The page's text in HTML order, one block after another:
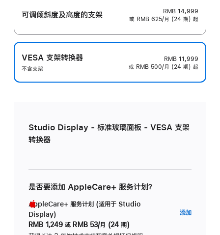
可调倾斜度及高‍度的支‍架
RMB 14,999
或 RMB 625/月 (24 期) 起
VESA 支架转换器
不含支架
RMB 11,999
或 RMB 500/月 (24 期) 起
Studio Display - 标准玻璃面板 - VESA 支架
转换器
是否要添加 AppleCare+ 服务计划？
AppleCare+ 服务计划 (适用于 Studio
Display)
RMB 1,249 或 RMB 53/月 (24 期)
添加